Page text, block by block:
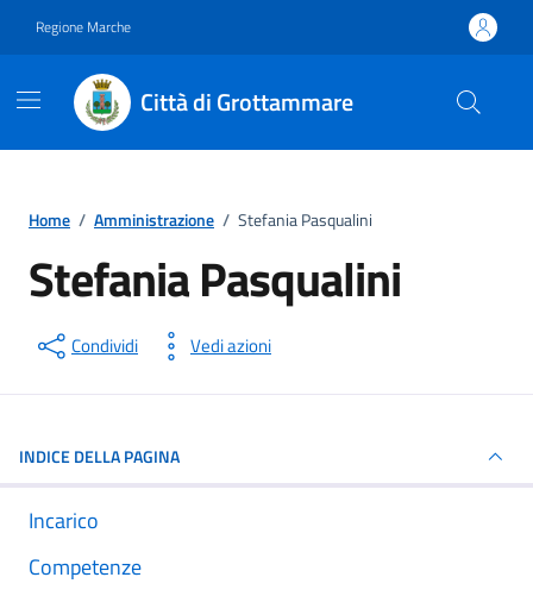
Regione Marche
Città di Grottammare
Home / Amministrazione / Stefania Pasqualini
Stefania Pasqualini
Condividi Vedi azioni
INDICE DELLA PAGINA
Incarico
Competenze